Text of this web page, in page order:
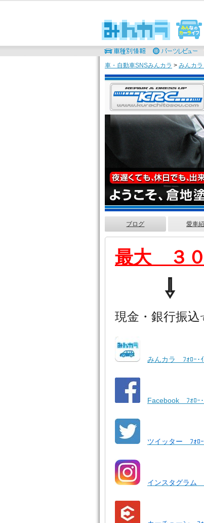
車・自動車SNSみんカラ > みんカラ
ブログ 愛車
最大 ３
⇩
現金・銀行振込
みんカラ ﾌｫﾛｰ･
Facebook ﾌｫﾛｰ･
ツイッター ﾌｫﾛｰ
インスタグラム